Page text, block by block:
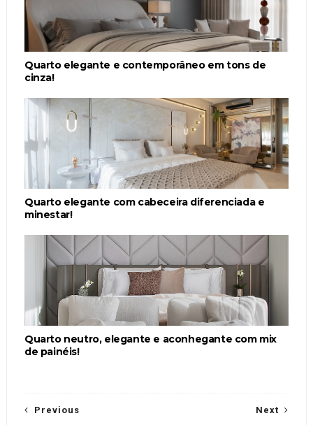
Quarto elegante e contemporâneo em tons de
cinza!
Quarto elegante com cabeceira diferenciada e
minestar!
Quarto neutro, elegante e aconhegante com mix
de painéis!
Next
Previous